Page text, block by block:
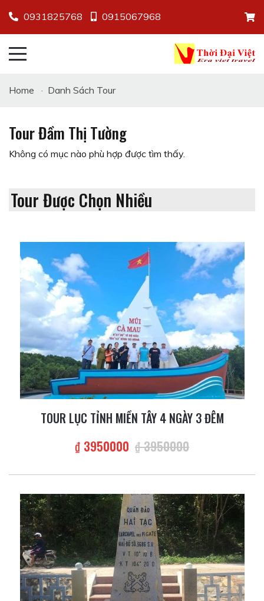
0931825768 0915067968
Home · Danh Sách Tour
Tour Đầm Thị Tường
Không có mục nào phù hợp được tìm thấy.
Tour Được Chọn Nhiều
TOUR LỤC TỈNH MIỀN TÂY 4 NGÀY 3 ĐÊM
₫ 3950000 ₫ 3950000